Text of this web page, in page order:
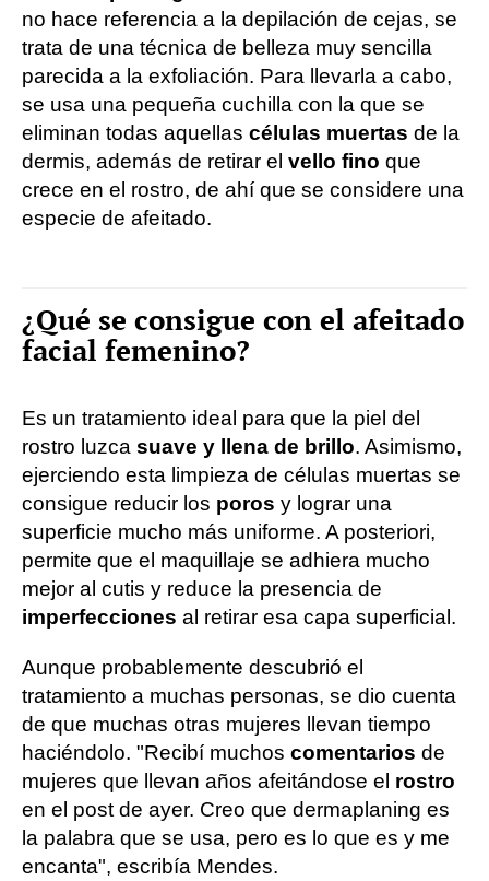
no hace referencia a la depilación de cejas, se
trata de una técnica de belleza muy sencilla
parecida a la exfoliación. Para llevarla a cabo,
se usa una pequeña cuchilla con la que se
eliminan todas aquellas células muertas de la
dermis, además de retirar el vello fino que
crece en el rostro, de ahí que se considere una
especie de afeitado.
¿Qué se consigue con el afeitado
facial femenino?
Es un tratamiento ideal para que la piel del
rostro luzca suave y llena de brillo. Asimismo,
ejerciendo esta limpieza de células muertas se
consigue reducir los poros y lograr una
superficie mucho más uniforme. A posteriori,
permite que el maquillaje se adhiera mucho
mejor al cutis y reduce la presencia de
imperfecciones al retirar esa capa superficial.
Aunque probablemente descubrió el
tratamiento a muchas personas, se dio cuenta
de que muchas otras mujeres llevan tiempo
haciéndolo. "Recibí muchos comentarios de
mujeres que llevan años afeitándose el rostro
en el post de ayer. Creo que dermaplaning es
la palabra que se usa, pero es lo que es y me
encanta", escribía Mendes.